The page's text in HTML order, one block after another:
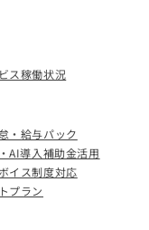
ス稼働状況
・給与パック
AI導入補助金活用
イス制度対応
プラン